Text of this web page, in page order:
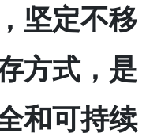
坚定不移
方式，是
和可持续